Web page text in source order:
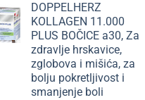
DOPPELHERZ
KOLLAGEN 11.000
PLUS BOČICE a30, Za
zdravlje hrskavice,
zglobova i mišića, za
bolju pokretljivost i
smanjenje boli